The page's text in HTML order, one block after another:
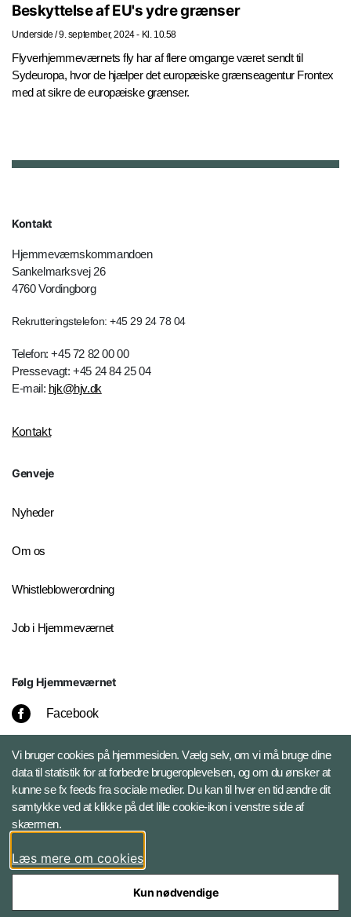
Beskyttelse af EU's ydre grænser
Underside / 9. september, 2024 - Kl. 10.58
Flyverhjemmeværnets fly har af flere omgange været sendt til
Sydeuropa, hvor de hjælper det europæiske grænseagentur Frontex
med at sikre de europæiske grænser.
Kontakt
Hjemmeværnskommandoen
Sankelmarksvej 26
4760 Vordingborg
Rekrutteringstelefon: +45 29 24 78 04
Telefon: +45 72 82 00 00
Pressevagt: +45 24 84 25 04
E-mail: hjk@hjv.dk
Kontakt
Genveje
Nyheder
Om os
Whistleblowerordning
Job i Hjemmeværnet
Følg Hjemmeværnet
Facebook
Instagram
LinkedIn
X
Vi bruger cookies på hjemmesiden. Vælg selv, om vi må bruge dine
data til statistik for at forbedre brugeroplevelsen, og om du ønsker at
kunne se fx feeds fra sociale medier. Du kan til hver en tid ændre dit
samtykke ved at klikke på det lille cookie-ikon i venstre side af
skærmen.
Læs mere om cookies
Kun nødvendige